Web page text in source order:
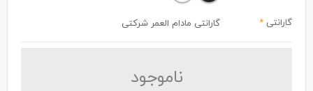
گارانتی * گارانتی مادام العمر شرکتی
نا‌موجود